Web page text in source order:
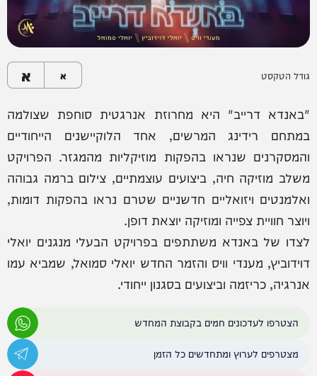
גודל הטקסט א א
"באנדא דרייב" היא מחרוזת אנרגטית סוחפת שצולמה
במתחם רידינג המרשים, אחד הלוקיישנים הייחודיים
והמסקרנים שנראו בהפקות מוזיקליות מהמגזר. הפרויקט
משלב מוזיקה חיה, ביצועים עוצמתיים, צילום ברמה גבוהה
ואלמנטים ויזואליים חדשניים שטרם נראו בהפקות דומות,
ויוצר חוויית צפייה ומוזיקה יוצאת דופן.
לצדו של באנדא משתתפים בפרויקט הבעלי מנגנים יואלי
דוידוביץ, מענדי וויס והזמר החדש יואלי סמואל, שמביא עמו
אנרגיה, כריזמה וביצועים בסגנון ייחודי.
הצטרפו לעדכונים חמים בקבוצת המחדש
מצטרפים לערוץ ומתחדשים כל הזמן